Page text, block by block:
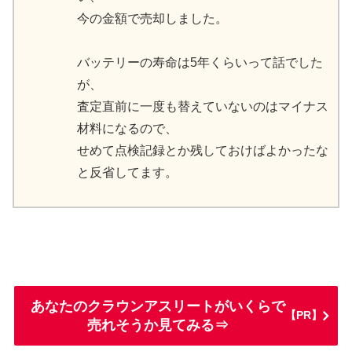
今の金額で売却しました。
バッテリーの寿命は5年くらいって話でした
が、
査定直前に一度も替えていないのはマイナス
材料になるので、
せめて点検記録とか残しておけばよかったな
と反省してます。
あなたのクラウンアスリートがいくらで
売れそうか見てみる⇒
【PR】